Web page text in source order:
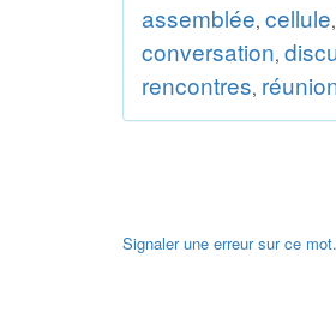
assemblée, cellule,
conversation,
rencontres,
Signaler une erreur sur ce mot.